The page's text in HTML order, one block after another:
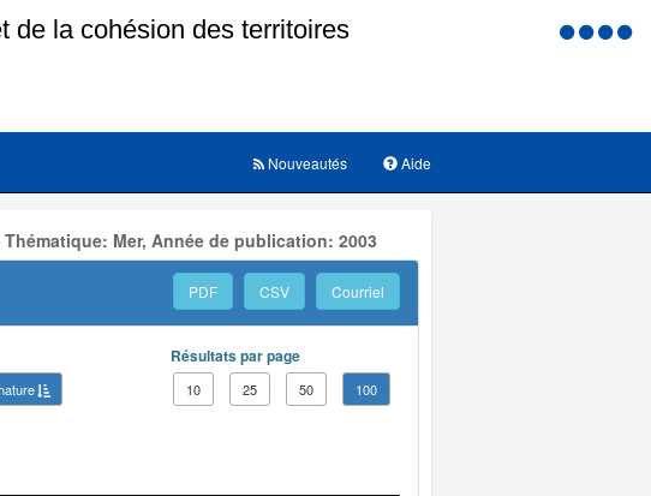
Menu
Aide
Nouveautés
Mer, Année de publication: 2003
PDF CSV Courriel
Résultats par page
10 25 50 100